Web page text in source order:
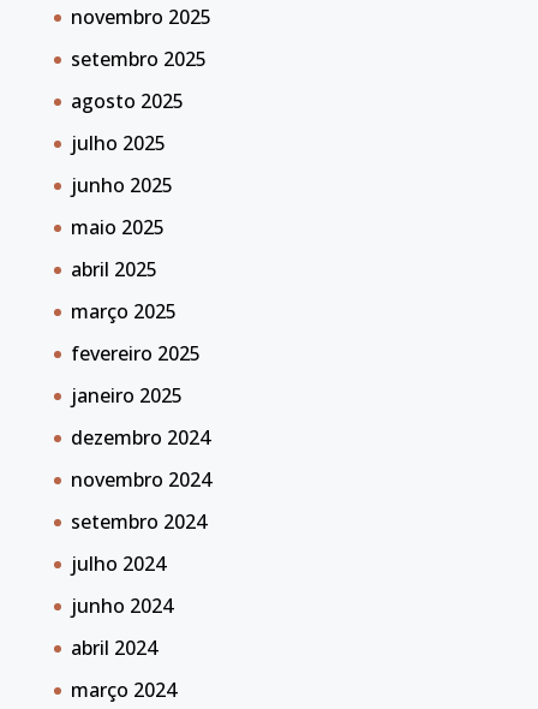
novembro 2025
setembro 2025
agosto 2025
julho 2025
junho 2025
maio 2025
abril 2025
março 2025
fevereiro 2025
janeiro 2025
dezembro 2024
novembro 2024
setembro 2024
julho 2024
junho 2024
abril 2024
março 2024